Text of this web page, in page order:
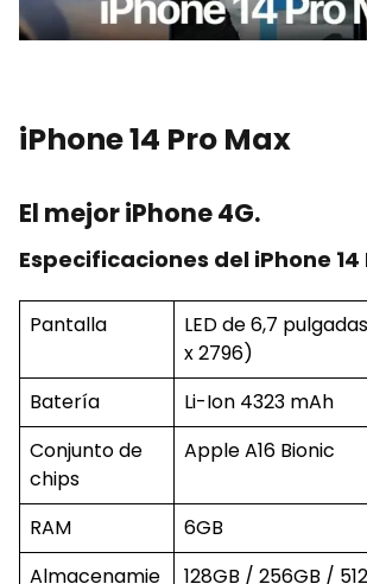
iPhone 14 Pro Max
El mejor iPhone 4G.
Especificaciones del iPhone 14
Pantalla
LED de 6,7
x 2796)
Batería
Li-Ion 4323 mAh
Conjunto de
chips
Apple A16 Bionic
RAM
6GB
Almacenamie
128GB / 256GB /